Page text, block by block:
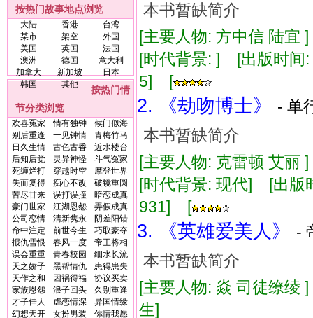
按热门故事地点浏览
大陆 香港
台湾
某市
架空
外国
美国
英国
法国
澳洲
德国
意大利
加拿大
新加坡
日本
韩国
其他
按热门情
节分类浏览
欢喜冤家 情有独钟
候门似海
别后重逢
一见钟情
青梅竹马
日久生情
古色古香
近水楼台
后知后觉
灵异神怪
斗气冤家
死缠烂打
穿越时空
摩登世界
失而复得
痴心不改
破镜重圆
苦尽甘来
误打误撞
暗恋成真
豪门世家
江湖恩怨
弄假成真
公司恋情
清新隽永
阴差阳错
命中注定
前世今生
巧取豪夺
报仇雪恨
春风一度
帝王将相
误会重重
青春校园
细水长流
天之娇子
黑帮情仇
患得患失
天作之和
因祸得福
协议买卖
家族恩怨
浪子回头
久别重逢
才子佳人
虐恋情深
异国情缘
幻想天开
女扮男装
你情我愿
本书暂缺简介
[主要人物: 方中信 陆
[时代背景: ] [出版时
5] [
2. 《劫吻博士》
- 单
本书暂缺简介
[主要人物: 克雷顿 艾
[时代背景: 现代] [出
931] [
3. 《英雄爱美人》
-
本书暂缺简介
[主要人物: 焱 司徒缭
生]